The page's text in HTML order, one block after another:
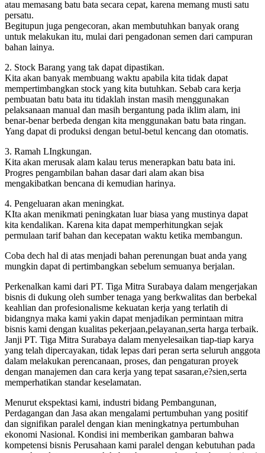
atau memasang batu bata secara cepat, karena memang musti satu
persatu.
Begitupun juga pengecoran, akan membutuhkan banyak orang
untuk melakukan itu, mulai dari pengadonan semen dari campuran
bahan lainya.
2. Stock Barang yang tak dapat dipastikan.
Kita akan banyak membuang waktu apabila kita tidak dapat
mempertimbangkan stock yang kita butuhkan. Sebab cara kerja
pembuatan batu bata itu tidaklah instan masih menggunakan
pelaksanaan manual dan masih bergantung pada iklim alam, ini
benar-benar berbeda dengan kita menggunakan batu bata ringan.
Yang dapat di produksi dengan betul-betul kencang dan otomatis.
3. Ramah LIngkungan.
Kita akan merusak alam kalau terus menerapkan batu bata ini.
Progres pengambilan bahan dasar dari alam akan bisa
mengakibatkan bencana di kemudian harinya.
4. Pengeluaran akan meningkat.
KIta akan menikmati peningkatan luar biasa yang mustinya dapat
kita kendalikan. Karena kita dapat memperhitungkan sejak
permulaan tarif bahan dan kecepatan waktu ketika membangun.
Coba dech hal di atas menjadi bahan perenungan buat anda yang
mungkin dapat di pertimbangkan sebelum semuanya berjalan.
Perkenalkan kami dari PT. Tiga Mitra Surabaya dalam mengerjakan
bisnis di dukung oleh sumber tenaga yang berkwalitas dan berbekal
keahlian dan profesionalisme kekuatan kerja yang terlatih di
bidangnya maka kami yakin dapat menjadikan permintaan mitra
bisnis kami dengan kualitas pekerjaan,pelayanan,serta harga terbaik.
Janji PT. Tiga Mitra Surabaya dalam menyelesaikan tiap-tiap karya
yang telah dipercayakan, tidak lepas dari peran serta seluruh anggota
dalam melakukan perencanaan, proses, dan pengaturan proyek
dengan manajemen dan cara kerja yang tepat sasaran,e?sien,serta
memperhatikan standar keselamatan.
Menurut ekspektasi kami, industri bidang Pembangunan,
Perdagangan dan Jasa akan mengalami pertumbuhan yang positif
dan signifikan paralel dengan kian meningkatnya pertumbuhan
ekonomi Nasional. Kondisi ini memberikan gambaran bahwa
kompetensi bisnis Perusahaan kami paralel dengan kebutuhan pada